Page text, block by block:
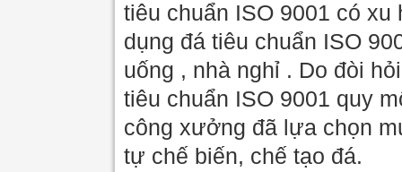
tiêu chuẩn ISO 9001 có
dụng đá tiêu chuẩn ISO
uống , nhà nghỉ . Do đòi
tiêu chuẩn ISO 9001 quy
công xưởng đã lựa chọn
tự chế biến, chế tạo đá.